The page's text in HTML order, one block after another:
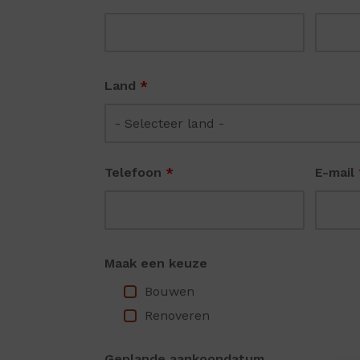
Land *
Telefoon * E-mail
Maak een keuze
Bouwen
Renoveren